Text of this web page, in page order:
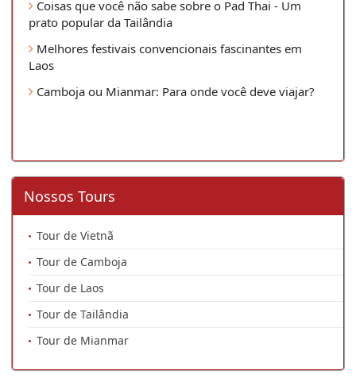
Coisas que você não sabe sobre o Pad Thai - Um
prato popular da Tailândia
Melhores festivais convencionais fascinantes em
Laos
Camboja ou Mianmar: Para onde você deve viajar?
Nossos Tours
Tour de Vietnã
Tour de Camboja
Tour de Laos
Tour de Tailândia
Tour de Mianmar